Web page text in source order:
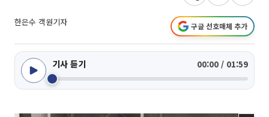
한은수 객원기자 구글 선호매체 추가
기사 듣기 00:00 / 01:59